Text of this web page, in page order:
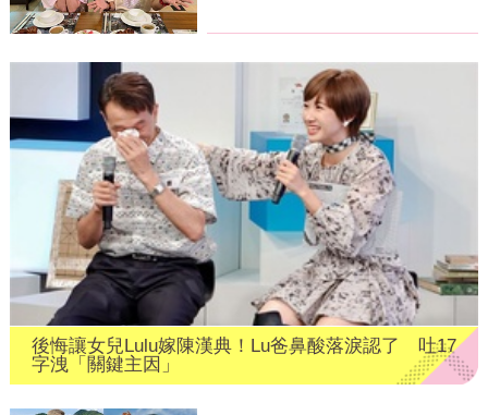
後悔讓女兒Lulu嫁陳漢典！Lu爸鼻酸落淚認了 吐17
字洩「關鍵主因」